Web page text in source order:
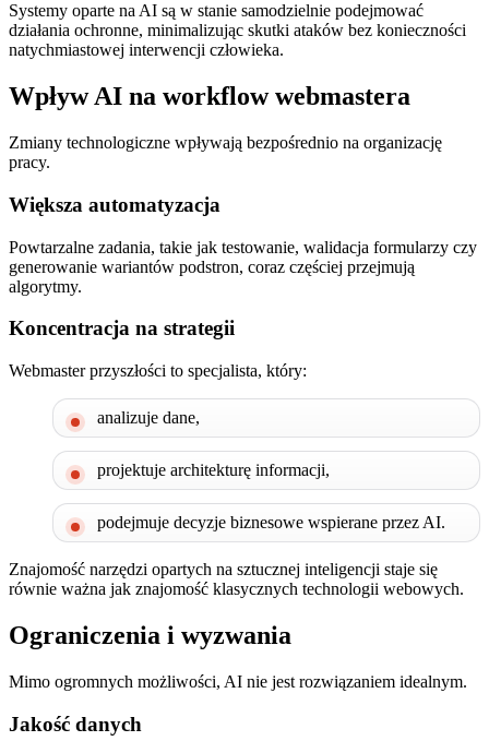
Systemy oparte na AI są w stanie samodzielnie podejmować
działania ochronne, minimalizując skutki ataków bez konieczności
natychmiastowej interwencji człowieka.
Wpływ AI na workflow webmastera
Zmiany technologiczne wpływają bezpośrednio na organizację
pracy.
Większa automatyzacja
Powtarzalne zadania, takie jak testowanie, walidacja formularzy czy
generowanie wariantów podstron, coraz częściej przejmują
algorytmy.
Koncentracja na strategii
Webmaster przyszłości to specjalista, który:
analizuje dane,
projektuje architekturę informacji,
podejmuje decyzje biznesowe wspierane przez AI.
Znajomość narzędzi opartych na sztucznej inteligencji staje się
równie ważna jak znajomość klasycznych technologii webowych.
Ograniczenia i wyzwania
Mimo ogromnych możliwości, AI nie jest rozwiązaniem idealnym.
Jakość danych